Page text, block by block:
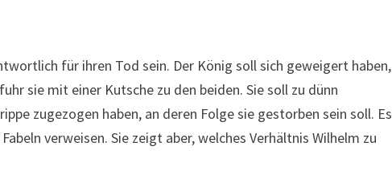
für ihren Tod sein. Der König soll sich geweigert haben,
sie mit einer Kutsche zu den beiden. Sie soll zu dünn
zugezogen haben, an deren Folge sie gestorben sein soll. Es
verweisen. Sie zeigt aber, welches Verhältnis Wilhelm zu